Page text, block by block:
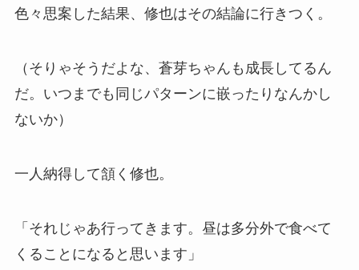
色々思案した結果、修也はその結論に行きつく。
（そりゃそうだよな、蒼芽ちゃんも成長してるん
だ。いつまでも同じパターンに嵌ったりなんかし
ないか）
一人納得して頷く修也。
「それじゃあ行ってきます。昼は多分外で食べて
くることになると思います」